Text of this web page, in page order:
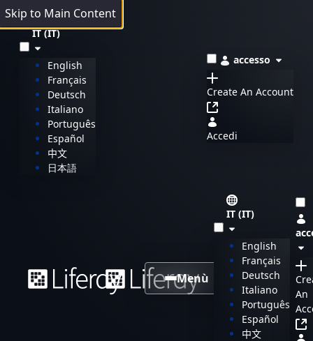
Skip to Main Content
IT (IT)
English
Français
Deutsch
Italiano
Português
Español
中文
日本語
accesso
Create An Account
Accedi
Menù
IT (IT)
English
Français
Deutsch
Italiano
Português
Español
中文
An